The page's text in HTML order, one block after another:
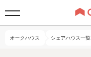
オークハウス シェアハウス一覧